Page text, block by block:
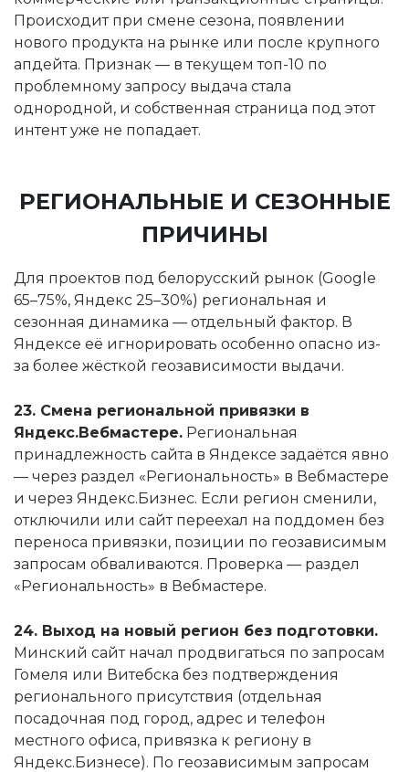
Происходит при смене сезона, появлении
нового продукта на рынке или после крупного
апдейта. Признак — в текущем топ-10 по
проблемному запросу выдача стала
однородной, и собственная страница под этот
интент уже не попадает.
РЕГИОНАЛЬНЫЕ И СЕЗОННЫЕ
ПРИЧИНЫ
Для проектов под белорусский рынок (Google
65–75%, Яндекс 25–30%) региональная и
сезонная динамика — отдельный фактор. В
Яндексе её игнорировать особенно опасно из-
за более жёсткой геозависимости выдачи.
23. Смена региональной привязки в
Яндекс.Вебмастере. Региональная
принадлежность сайта в Яндексе задаётся явно
— через раздел «Региональность» в Вебмастере
и через Яндекс.Бизнес. Если регион сменили,
отключили или сайт переехал на поддомен без
переноса привязки, позиции по геозависимым
запросам обваливаются. Проверка — раздел
«Региональность» в Вебмастере.
24. Выход на новый регион без подготовки.
Минский сайт начал продвигаться по запросам
Гомеля или Витебска без подтверждения
регионального присутствия (отдельная
посадочная под город, адрес и телефон
местного офиса, привязка к региону в
Яндекс.Бизнесе). По геозависимым запросам